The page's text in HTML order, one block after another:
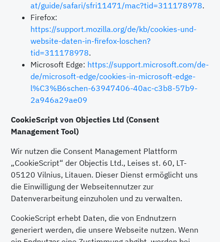
at/guide/safari/sfri11471/mac?tid=311178978.
Firefox:
https://support.mozilla.org/de/kb/cookies-und-
website-daten-in-firefox-loschen?
tid=311178978.
Microsoft Edge: https://support.microsoft.com/de-
de/microsoft-edge/cookies-in-microsoft-edge-
l%C3%B6schen-63947406-40ac-c3b8-57b9-
2a946a29ae09
CookieScript von Objecties Ltd (Consent
Management Tool)
Wir nutzen die Consent Management Plattform
„CookieScript“ der Objectis Ltd., Leises st. 60, LT-
05120 Vilnius, Litauen. Dieser Dienst ermöglicht uns
die Einwilligung der Webseitennutzer zur
Datenverarbeitung einzuholen und zu verwalten.
CookieScript erhebt Daten, die von Endnutzern
generiert werden, die unsere Webseite nutzen. Wenn